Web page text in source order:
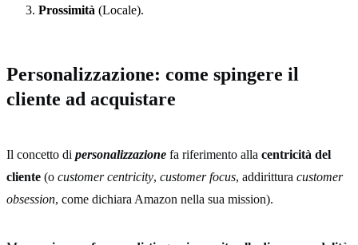
Prossimità (Locale).
Personalizzazione: come spingere il
cliente ad acquistare
Il concetto di personalizzazione fa riferimento alla centricità del
cliente (o customer centricity, customer focus, addirittura customer
obsession, come dichiara Amazon nella sua mission).